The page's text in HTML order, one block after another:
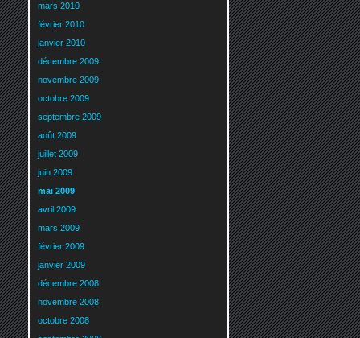
mars 2010
février 2010
janvier 2010
décembre 2009
novembre 2009
octobre 2009
septembre 2009
août 2009
juillet 2009
juin 2009
mai 2009
avril 2009
mars 2009
février 2009
janvier 2009
décembre 2008
novembre 2008
octobre 2008